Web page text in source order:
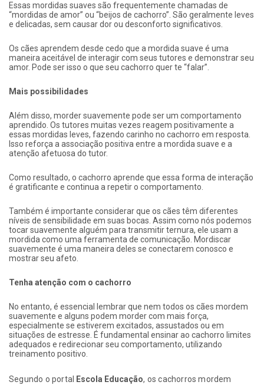
Essas mordidas suaves são frequentemente chamadas de
“mordidas de amor” ou “beijos de cachorro”. São geralmente leves
e delicadas, sem causar dor ou desconforto significativos.
Os cães aprendem desde cedo que a mordida suave é uma
maneira aceitável de interagir com seus tutores e demonstrar seu
amor. Pode ser isso o que seu cachorro quer te “falar”.
Mais possibilidades
Além disso, morder suavemente pode ser um comportamento
aprendido. Os tutores muitas vezes reagem positivamente a
essas mordidas leves, fazendo carinho no cachorro em resposta.
Isso reforça a associação positiva entre a mordida suave e a
atenção afetuosa do tutor.
Como resultado, o cachorro aprende que essa forma de interação
é gratificante e continua a repetir o comportamento.
Também é importante considerar que os cães têm diferentes
níveis de sensibilidade em suas bocas. Assim como nós podemos
tocar suavemente alguém para transmitir ternura, ele usam a
mordida como uma ferramenta de comunicação. Mordiscar
suavemente é uma maneira deles se conectarem conosco e
mostrar seu afeto.
Tenha atenção com o cachorro
No entanto, é essencial lembrar que nem todos os cães mordem
suavemente e alguns podem morder com mais força,
especialmente se estiverem excitados, assustados ou em
situações de estresse. É fundamental ensinar ao cachorro limites
adequados e redirecionar seu comportamento, utilizando
treinamento positivo.
Segundo o portal Escola Educação, os cachorros mordem